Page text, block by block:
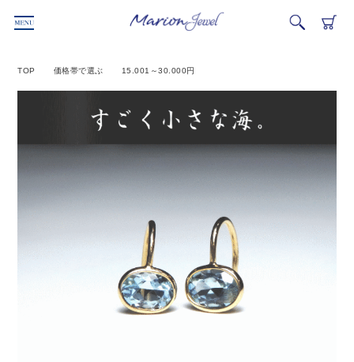
TOP 価格帯で選ぶ 15.001～30.000円